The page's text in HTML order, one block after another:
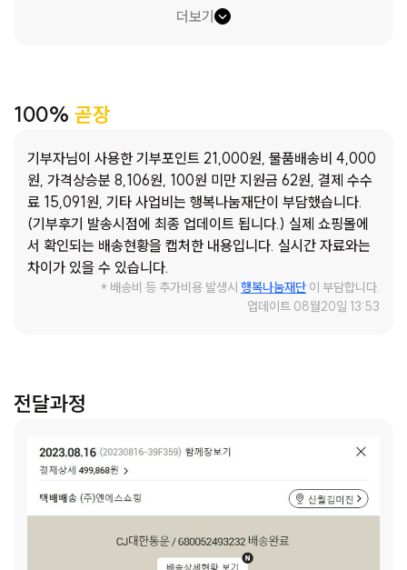
재산이라고는 50만 원이 전부였기에 사는 것이 고난이었지만,
사정을 아는 집주인께서 지하에 아이와 제가 살 수 있는 둘 만
벌었습니다. 열심히 하였기에 아이를 잘 돌봤다고 생각했는데
게 되었고 그때는 정말 마음이 괴로웠습니다. 잘 키우고 싶었는
데 저의 잘못인 것 같았습니다. 그러던 사이 다니던 회사에 불
이 나 퇴사를 하게 되었습니다. 경제적으로 더욱 힘들어지면서
집세도 밀리게 되었고 아이에게 미안한 마음만 남게 되었습니
다. 주변에 도와주시는 분들이 있어 도움을 받고는 있지만 아이
가 아직 어려 아픈 곳도 많고 옷과 신발도 금방 작아집니다. 아
빠의 몫까지 모자라지 않게 채워 주고 싶었는데 그럴 수 없을
큼은 적극적으로 참여하며 잘 키우기 위해 노력합니다. 딸 미진
(가명)이는 다섯 살로 엄마의 사랑과 관심이 무엇보다 필요한
이나 좀처럼 상황이 나아지지는 못하고 있습니다. 박미연(가
으나, 어떨 때는 버거운 상황에 놓이기도 합니다. 박미연(가명)
더보기
100% 곧장
기부자님이 사용한 기부포인트 21,000원, 물품배송비 4,000
원, 가격상승분 8,106원, 100원 미만 지원금 62원, 결제 수수
료 15,091원, 기타 사업비는 행복나눔재단이 부담했습니다.
(기부후기 발송시점에 최종 업데이트 됩니다.) 실제 쇼핑몰에
서 확인되는 배송현황을 캡처한 내용입니다. 실시간 자료와는
차이가 있을 수 있습니다.
* 배송비 등 추가비용 발생시 행복나눔재단 이 부담합니다.
업데이트 08월20일 13:53
전달과정